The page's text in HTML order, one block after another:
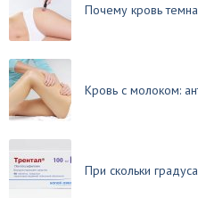
Почему кровь
Кровь с молоком:
При скольки